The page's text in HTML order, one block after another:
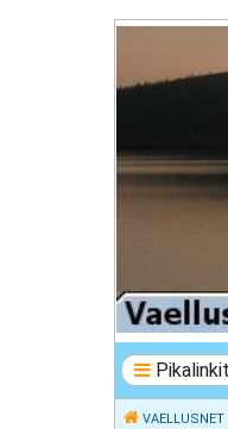
Keskustelua
Pikalinkit